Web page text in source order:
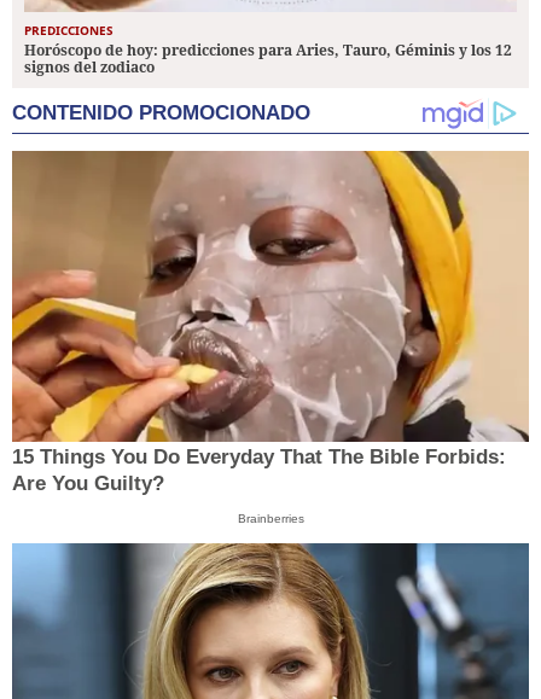
PREDICCIONES
Horóscopo de hoy: predicciones para Aries, Tauro, Géminis y los 12
signos del zodiaco
CONTENIDO PROMOCIONADO
15 Things You Do Everyday That The Bible Forbids:
Are You Guilty?
Brainberries